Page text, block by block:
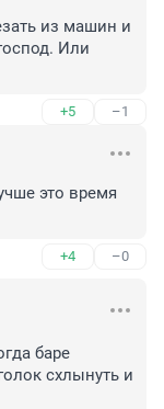
из машин и
Или
+5 –1
это время
+4 –0
баре
схлынуть и